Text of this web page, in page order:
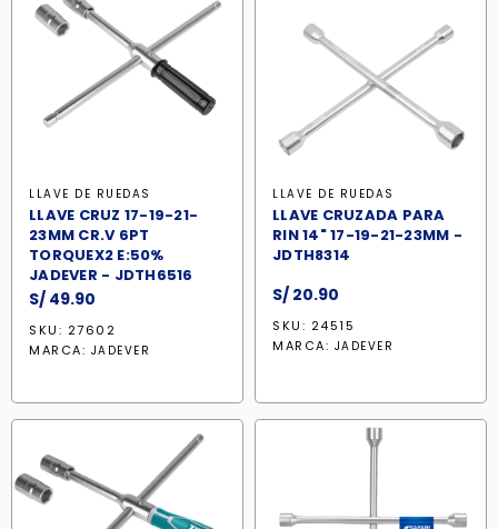
LLAVE DE RUEDAS
LLAVE CRUZ 17-19-21-
23MM CR.V 6PT
TORQUEX2 E:50%
JADEVER - JDTH6516
S/ 49.90
SKU: 27602
MARCA: JADEVER
LLAVE DE RUEDAS
LLAVE CRUZADA PARA
RIN 14" 17-19-21-23MM -
JDTH8314
S/ 20.90
SKU: 24515
MARCA: JADEVER